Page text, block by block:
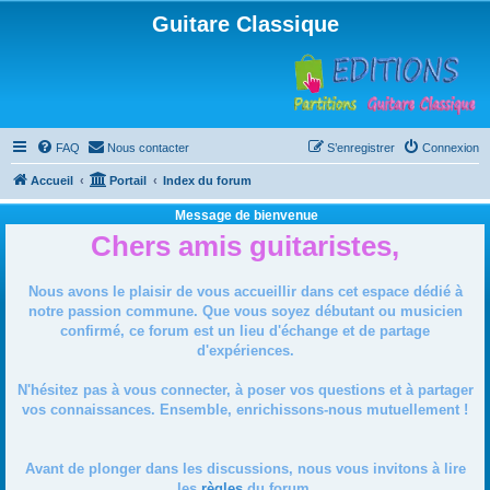
Guitare Classique
FAQ Nous contacter Connexion
S’enregistrer
Accueil Portail Index du forum
Message de bienvenue
Chers amis guitaristes,
Nous avons le plaisir de vous accueillir dans cet espace dédié à
notre passion commune. Que vous soyez débutant ou musicien
confirmé, ce forum est un lieu d'échange et de partage
d'expériences.
N'hésitez pas à vous connecter, à poser vos questions et à partager
vos connaissances. Ensemble, enrichissons-nous mutuellement !
Avant de plonger dans les discussions, nous vous invitons à lire